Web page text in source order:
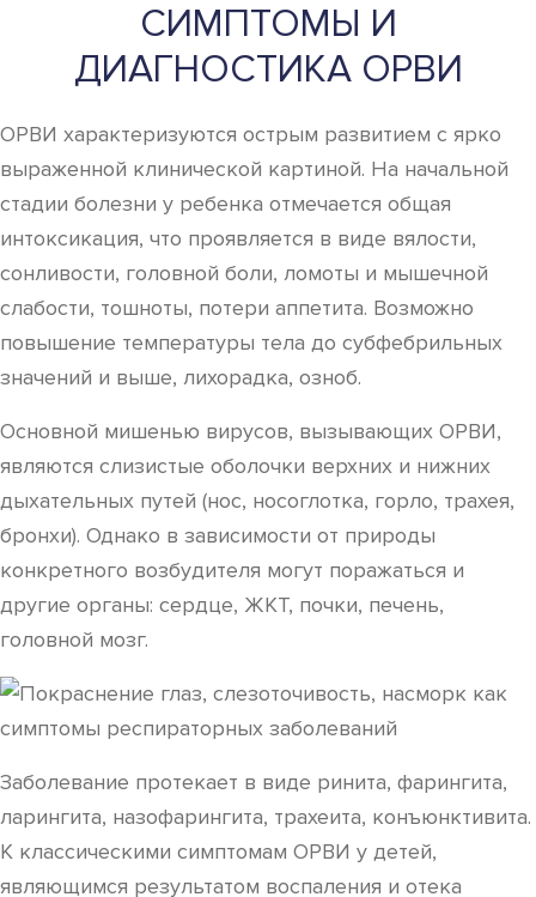
СИМПТОМЫ И
ДИАГНОСТИКА ОРВИ
ОРВИ характеризуются острым развитием с ярко
выраженной клинической картиной. На начальной
стадии болезни у ребенка отмечается общая
интоксикация, что проявляется в виде вялости,
сонливости, головной боли, ломоты и мышечной
слабости, тошноты, потери аппетита. Возможно
повышение температуры тела до субфебрильных
значений и выше, лихорадка, озноб.
Основной мишенью вирусов, вызывающих ОРВИ,
являются слизистые оболочки верхних и нижних
дыхательных путей (нос, носоглотка, горло, трахея,
бронхи). Однако в зависимости от природы
конкретного возбудителя могут поражаться и
другие органы: сердце, ЖКТ, почки, печень,
головной мозг.
Заболевание протекает в виде ринита, фарингита,
ларингита, назофарингита, трахеита, конъюнктивита.
К классическими симптомам ОРВИ у детей,
являющимся результатом воспаления и отека